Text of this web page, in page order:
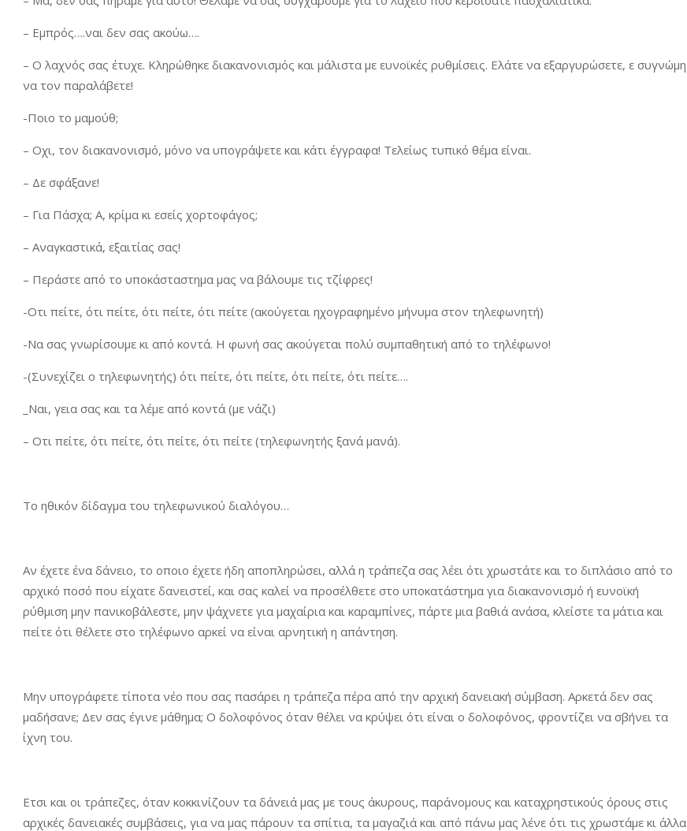
– Εμπρός….ναι δεν σας ακούω….
– Ο λαχνός σας έτυχε. Κληρώθηκε διακανονισμός και μάλιστα με ευνοϊκές ρυθμίσεις. Ελάτε να εξαργυρώσετε, ε συγνώμη
να τον παραλάβετε!
-Ποιο το μαμούθ;
– Οχι, τον διακανονισμό, μόνο να υπογράψετε και κάτι έγγραφα! Τελείως τυπικό θέμα είναι.
– Δε σφάξανε!
– Για Πάσχα; Α, κρίμα κι εσείς χορτοφάγος;
– Αναγκαστικά, εξαιτίας σας!
– Περάστε από το υποκάσταστημα μας να βάλουμε τις τζίφρες!
-Οτι πείτε, ότι πείτε, ότι πείτε, ότι πείτε (ακούγεται ηχογραφημένο μήνυμα στον τηλεφωνητή)
-Να σας γνωρίσουμε κι από κοντά. Η φωνή σας ακούγεται πολύ συμπαθητική από το τηλέφωνο!
-(Συνεχίζει ο τηλεφωνητής) ότι πείτε, ότι πείτε, ότι πείτε, ότι πείτε….
_Ναι, γεια σας και τα λέμε από κοντά (με νάζι)
– Οτι πείτε, ότι πείτε, ότι πείτε, ότι πείτε (τηλεφωνητής ξανά μανά).
Το ηθικόν δίδαγμα του τηλεφωνικού διαλόγου…
Αν έχετε ένα δάνειο, το οποιο έχετε ήδη αποπληρώσει, αλλά η τράπεζα σας λέει ότι χρωστάτε και το διπλάσιο από το
αρχικό ποσό που είχατε δανειστεί, και σας καλεί να προσέλθετε στο υποκατάστημα για διακανονισμό ή ευνοϊκή
ρύθμιση μην πανικοβάλεστε, μην ψάχνετε για μαχαίρια και καραμπίνες, πάρτε μια βαθιά ανάσα, κλείστε τα μάτια και
πείτε ότι θέλετε στο τηλέφωνο αρκεί να είναι αρνητική η απάντηση.
Μην υπογράφετε τίποτα νέο που σας πασάρει η τράπεζα πέρα από την αρχική δανειακή σύμβαση. Αρκετά δεν σας
μαδήσανε; Δεν σας έγινε μάθημα; Ο δολοφόνος όταν θέλει να κρύψει ότι είναι ο δολοφόνος, φροντίζει να σβήνει τα
ίχνη του.
Ετσι και οι τράπεζες, όταν κοκκινίζουν τα δάνειά μας με τους άκυρους, παράνομους και καταχρηστικούς όρους στις
αρχικές δανειακές συμβάσεις, για να μας πάρουν τα σπίτια, τα μαγαζιά και από πάνω μας λένε ότι τις χρωστάμε κι άλλα